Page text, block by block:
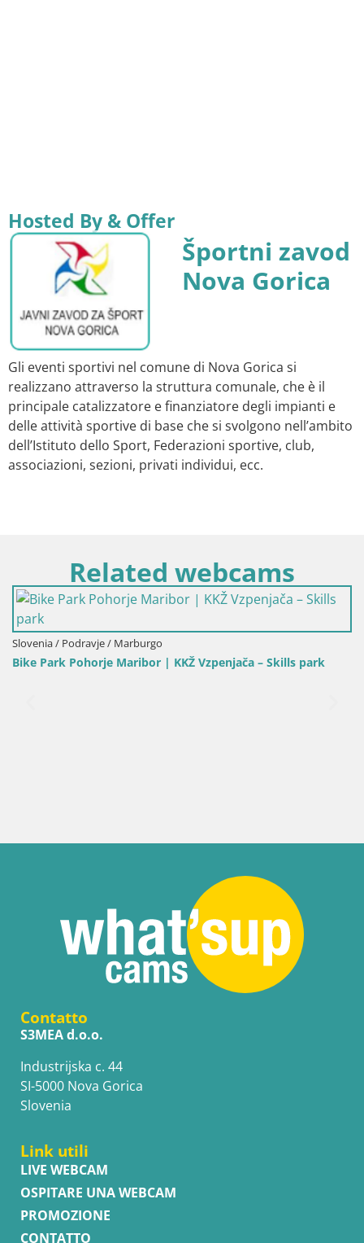
Hosted By & Offer
Športni zavod
Nova Gorica
Gli eventi sportivi nel comune di Nova Gorica si
realizzano attraverso la struttura comunale, che è il
principale catalizzatore e finanziatore degli impianti e
delle attività sportive di base che si svolgono nell’ambito
dell’Istituto dello Sport, Federazioni sportive, club,
associazioni, sezioni, privati individui, ecc.
Related webcams
park
Contatto
S3MEA d.o.o.
Industrijska c. 44
SI-5000 Nova Gorica
Slovenia
Link utili
LIVE WEBCAM
OSPITARE UNA WEBCAM
PROMOZIONE
CONTATTO